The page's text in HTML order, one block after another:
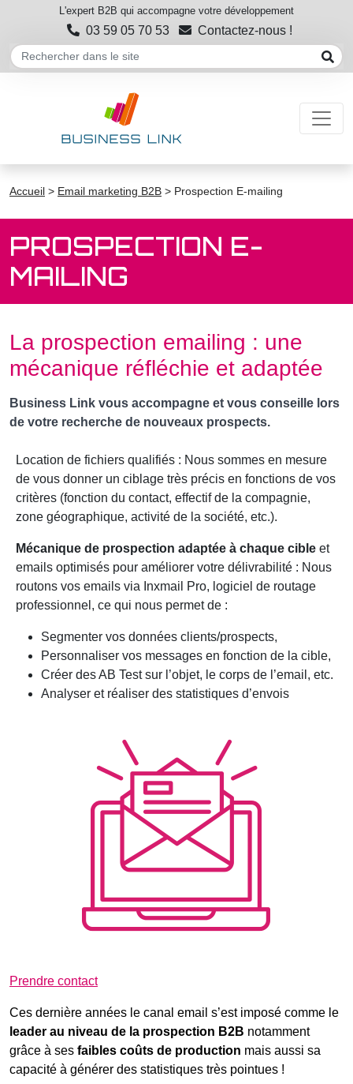
L'expert B2B qui accompagne votre développement
03 59 05 70 53 Contactez-nous !
Accueil > Email marketing B2B > Prospection E-mailing
PROSPECTION E-
MAILING
La prospection emailing : une
mécanique réfléchie et adaptée
Business Link vous accompagne et vous conseille lors
de votre recherche de nouveaux prospects.
Location de fichiers qualifiés : Nous sommes en mesure
de vous donner un ciblage très précis en fonctions de vos
critères (fonction du contact, effectif de la compagnie,
zone géographique, activité de la société, etc.).
Mécanique de prospection adaptée à chaque cible et
emails optimisés pour améliorer votre délivrabilité : Nous
routons vos emails via Inxmail Pro, logiciel de routage
professionnel, ce qui nous permet de :
Segmenter vos données clients/prospects,
Personnaliser vos messages en fonction de la cible,
Créer des AB Test sur l’objet, le corps de l’email, etc.
Analyser et réaliser des statistiques d’envois
Prendre contact
Ces dernière années le canal email s’est imposé comme le
leader au niveau de la prospection B2B notamment
grâce à ses faibles coûts de production mais aussi sa
capacité à générer des statistiques très pointues !